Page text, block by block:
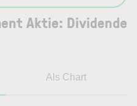
Aktie: Dividende
Als Chart